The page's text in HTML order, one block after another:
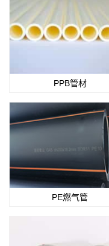
PPB管材
PE燃气管